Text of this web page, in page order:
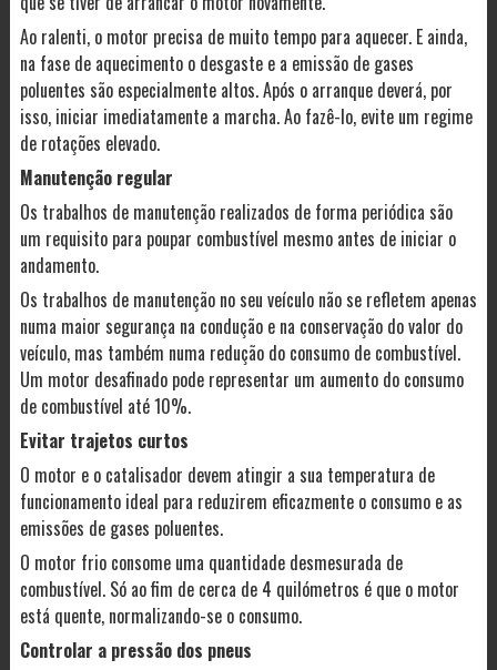
Ao ralenti, o motor precisa de muito tempo para aquecer. E ainda,
na fase de aquecimento o desgaste e a emissão de gases
poluentes são especialmente altos. Após o arranque deverá, por
isso, iniciar imediatamente a marcha. Ao fazê-lo, evite um regime
de rotações elevado.
Manutenção regular
Os trabalhos de manutenção realizados de forma periódica são
um requisito para poupar combustível mesmo antes de iniciar o
andamento.
Os trabalhos de manutenção no seu veículo não se refletem apenas
numa maior segurança na condução e na conservação do valor do
veículo, mas também numa redução do consumo de combustível.
Um motor desafinado pode representar um aumento do consumo
de combustível até 10%.
Evitar trajetos curtos
O motor e o catalisador devem atingir a sua temperatura de
funcionamento ideal para reduzirem eficazmente o consumo e as
emissões de gases poluentes.
O motor frio consome uma quantidade desmesurada de
combustível. Só ao fim de cerca de 4 quilómetros é que o motor
está quente, normalizando-se o consumo.
Controlar a pressão dos pneus